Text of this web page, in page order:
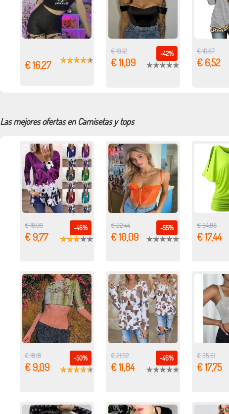
€ 16,27
-42%
€ 19,12
€ 11,09
€ 10,87
€ 6,52
Las mejores ofertas en Camisetas y tops
-46%
€ 18,09
€ 9,77
-55%
€ 22,44
€ 10,09
€ 34,88
€ 17,44
-50%
€ 18,18
€ 9,09
-46%
€ 21,92
€ 11,84
€ 35,51
€ 17,75